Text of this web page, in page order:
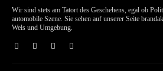
Wir sind stets am Tatort des Geschehens, egal ob
automobile Szene. Sie sehen auf unserer Seite
Wels und Umgebung.